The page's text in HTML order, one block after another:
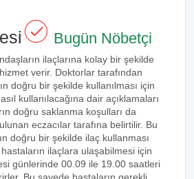
Bugün Nöbetçi
ilaçlarına kolay bir şekilde
verir. Doktorlar tarafından
doğru bir şekilde kullanılması için
kullanılacağına dair açıklamaları
doğru saklanma koşulları da
eczacılar tarafına belirtilir. Bu
doğru bir şekilde ilaç kullanması
ilaçlara ulaşabilmesi için
günlerinde 00.09 ile 19.00 saatleri